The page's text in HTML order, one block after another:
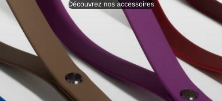
Découvrez nos accessoires